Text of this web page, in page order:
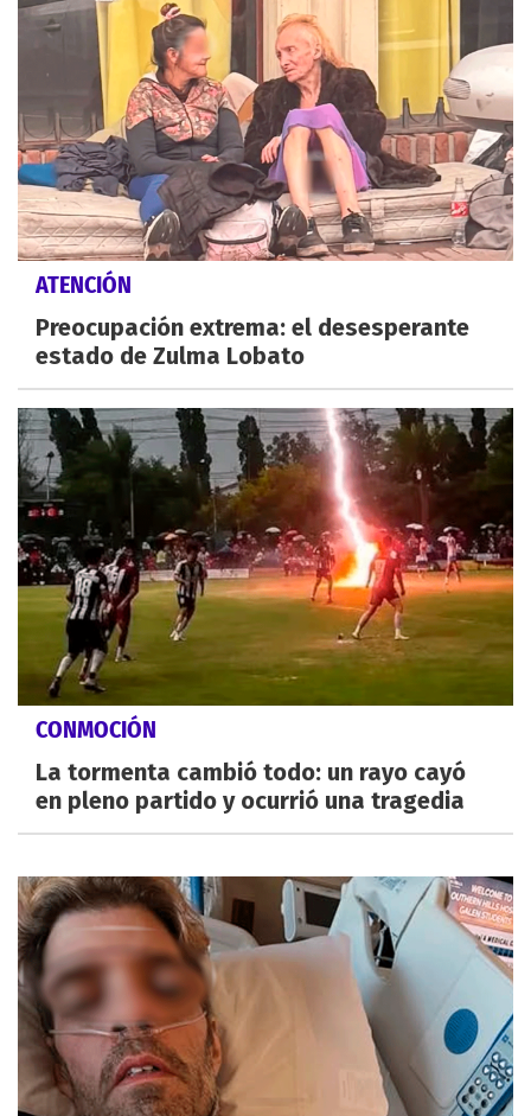
ATENCIÓN
Preocupación extrema: el desesperante
estado de Zulma Lobato
CONMOCIÓN
La tormenta cambió todo: un rayo cayó
en pleno partido y ocurrió una tragedia